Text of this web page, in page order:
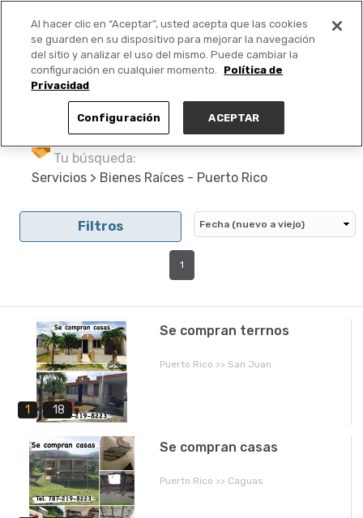
PUBLICA GRATIS +
Tu búsqueda:
Servicios > Bienes Raíces - Puerto Rico
Filtros
1
1 18
Se compran terrnos
Puerto Rico >> San Juan
Se compran casas
Puerto Rico >> Caguas
Al hacer clic en “Aceptar”, usted acepta que las cookies
se guarden en su dispositivo para mejorar la navegación
del sitio y analizar el uso del mismo. Puede cambiar la
configuración en cualquier momento.
Política de
Privacidad
Configuración ACEPTAR